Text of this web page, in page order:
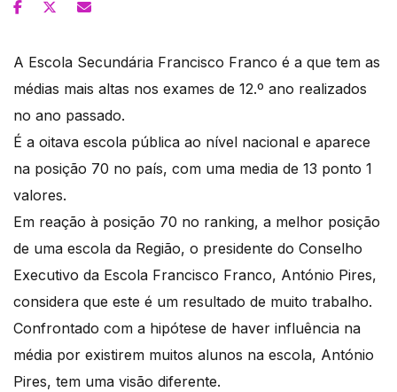
A Escola Secundária Francisco Franco é a que tem as
médias mais altas nos exames de 12.º ano realizados
no ano passado.
É a oitava escola pública ao nível nacional e aparece
na posição 70 no país, com uma media de 13 ponto 1
valores.
Em reação à posição 70 no ranking, a melhor posição
de uma escola da Região, o presidente do Conselho
Executivo da Escola Francisco Franco, António Pires,
considera que este é um resultado de muito trabalho.
Confrontado com a hipótese de haver influência na
média por existirem muitos alunos na escola, António
Pires, tem uma visão diferente.